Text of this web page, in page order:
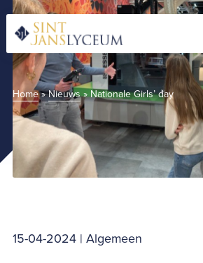
Naar
hoofdinhoud
Home
Home»Nieuws»Nationale Girls’ day
15-04-2024 | Algemeen